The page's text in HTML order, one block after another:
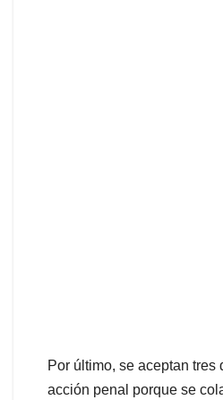
Por último, se aceptan tres
acción penal porque se